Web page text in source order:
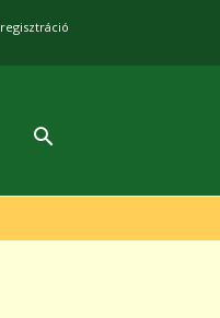
regisztráció